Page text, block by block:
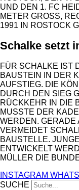
UND DEN 1. FC
METER GROSS,
91 IN ROSTOCK
Schalke setzt
FÜR SCHALKE IST
BAUSTEIN IN DER
AUFSTIEG. DIE
DURCH DEN SIEG
RÜCKKEHR IN DIE
MUSSTE DER
WERDEN. GERADE
VERMEIDET
BAUSTELLE.
ENTWICKELT
MÜLLER DIE
INSTAGRAM
SUCHE